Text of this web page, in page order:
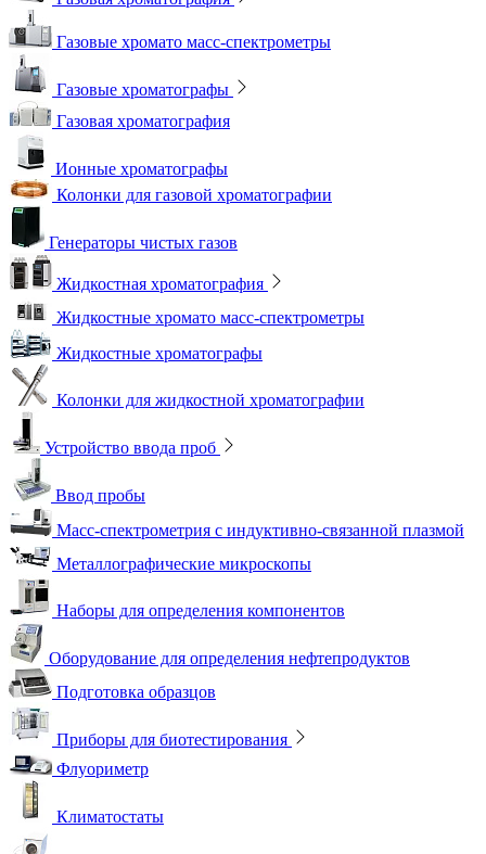
Газовые хромато масс-спектрометры
Газовые хроматографы
Газовая хроматография
Ионные хроматографы
Колонки для газовой хроматографии
Генераторы чистых газов
Жидкостная хроматография
Жидкостные хромато масс-спектрометры
Жидкостные хроматографы
Колонки для жидкостной хроматографии
Устройство ввода проб
Ввод пробы
Масс-спектрометрия с индуктивно-связанной плазмой
Металлографические микроскопы
Наборы для определения компонентов
Оборудование для определения нефтепродуктов
Подготовка образцов
Приборы для биотестирования
Флуориметр
Климатостаты